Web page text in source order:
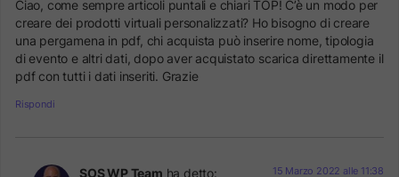
Ciao, come sempre articoli puntali e chiari TOP! C’è un modo per
creare dei prodotti virtuali personalizzati? Ho bisogno di creare
una pergamena in pdf, chi acquista può inserire nome, tipologia
di evento e altri dati, dopo aver acquistato scarica direttamente il
pdf con tutti i dati inseriti. Grazie
Rispondi
SOS WP Team ha detto: 15 Marzo 2022 alle 11:38